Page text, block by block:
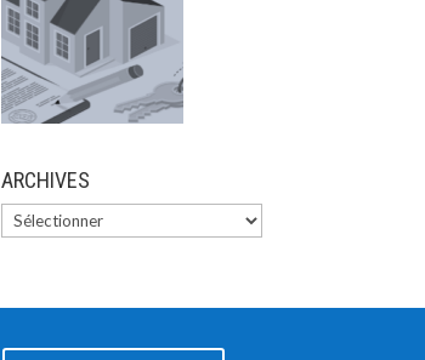
ARCHIVES